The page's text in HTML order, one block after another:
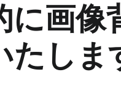
に画像
たしま